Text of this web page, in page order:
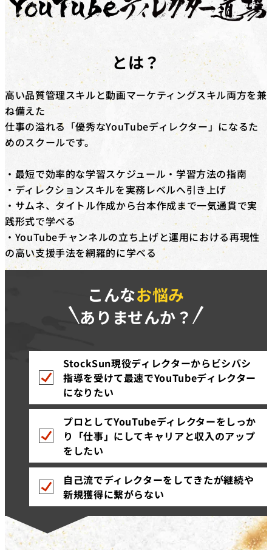
対象コース
キャッシュバックを​受けられる​コースは​「動画編集道場
Pro」​「広告運用道場」​「TechElite」​「LINE道場」
「動画デザイン道場」「YouTubeディレクター道場」
「LPO道場」「SNSデザイン道場」​です。
補助金の詳細
対象コースを​受講修了した​際に、​受講料(税抜)の​50%相
当額を​給付いたします。​さらに、​
弊社紹介経由の転職
後、1年間継続就業で追加の受講料(税抜)20%相当額を
※リスキリング補助金の予算に達し次第終了となりま
す。
とは？
高い品質管理スキルと動画マーケティングスキル両方を兼
ね備えた
仕事の溢れる「優秀なYouTubeディレクター」になるた
めのスクールです。
・最短で効率的な学習スケジュール・学習方法の指南
・ディレクションスキルを実務レベルへ引き上げ
・サムネ、タイトル作成から台本作成まで一気通貫で実
践形式で学べる
・YouTubeチャンネルの立ち上げと運用における再現性
の高い支援手法を網羅的に学べる
こんなお悩み
ありませんか？
StockSun現役ディレクターからビシバシ
指導を受けて最速でYouTubeディレクター
になりたい
プロとしてYouTubeディレクターをしっか
り「仕事」にしてキャリアと収入のアップ
をしたい
自己流でディレクターをしてきたが継続や
新規獲得に繋がらない